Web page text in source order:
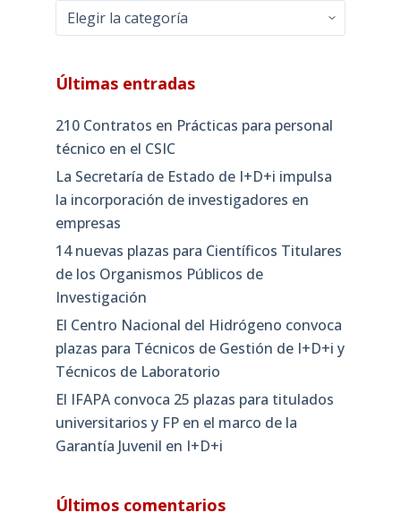
Categorías
Últimas entradas
210 Contratos en Prácticas para personal
técnico en el CSIC
La Secretaría de Estado de I+D+i impulsa
la incorporación de investigadores en
empresas
14 nuevas plazas para Científicos Titulares
de los Organismos Públicos de
Investigación
El Centro Nacional del Hidrógeno convoca
plazas para Técnicos de Gestión de I+D+i y
Técnicos de Laboratorio
El IFAPA convoca 25 plazas para titulados
universitarios y FP en el marco de la
Garantía Juvenil en I+D+i
Últimos comentarios